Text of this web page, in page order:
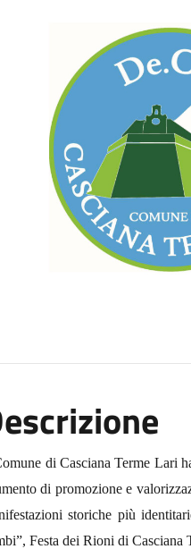
di Casciana Terme Lari
di promozione e
storiche più
Festa dei Rioni di Casciana